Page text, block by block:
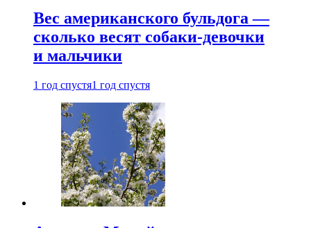
Вес американского бульдога —
сколько весят собаки-девочки
и мальчики
1 год спустя1 год спустя